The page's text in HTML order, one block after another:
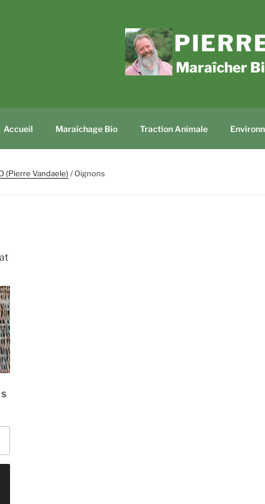
Maraîcher
Accueil Maraîchage Bio Traction Animale
(Pierre Vandaele) / Oignons